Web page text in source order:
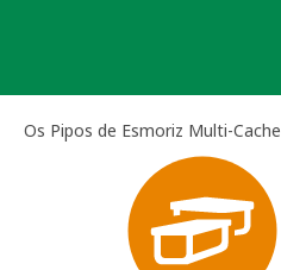
Os Pipos de Esmoriz Multi-Cache